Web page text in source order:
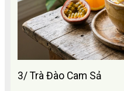
3/ Trà Đào Cam Sả